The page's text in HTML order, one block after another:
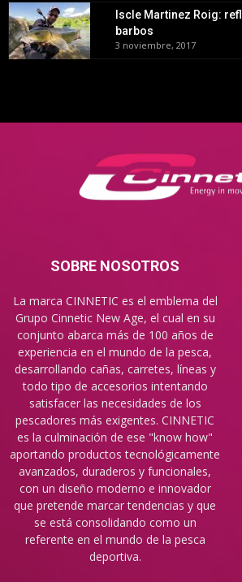
Iscle Martinez Roig:
barbos
3 noviembre, 2017
SOBRE NOSOTROS
La marca CINNETIC es el emblema del
Grupo Cinnetic New Age, el cual en su
conjunto abarca más de 100 años de
experiencia en el mundo de la pesca,
desarrollando cañas, carretes, líneas y
todo tipo de accesorios intentando
satisfacer las necesidades de los
pescadores más exigentes. CINNETIC
es la culminación de ese "know how"
aportando productos tecnológicamente
avanzados, duraderos y funcionales,
con un diseño moderno e innovador
que pretende marcar tendencias y que
se está consolidando como un
referente en el mundo de la pesca
deportiva.